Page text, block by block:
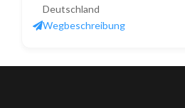
Deutschland
Wegbeschreibung